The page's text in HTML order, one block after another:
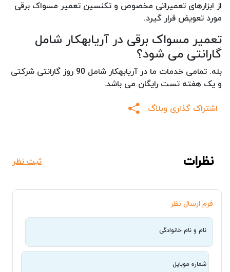
از ابزارهای تعمیراتی مخصوص و تکنسین تعمیر مسواک برقی
مورد تعویض قرار گیرد.
تعمیر مسواک برقی در آریابهکار شامل
گارانتی می شود؟
بله. تمامی خدمات ما در آریابهکار شامل 90 روز گارانتی شرکتی
و یک هفته تست رایگان می باشد.
اشتراک گذاری وبلاگ
نظرات ثبت نظر
فرم ارسال نظر
نام و نام خانوادگی
شماره موبایل